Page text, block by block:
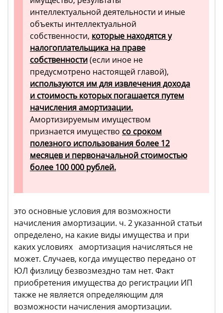
интеллектуальной деятельности и иные
объекты интеллектуальной
собственности, которые находятся у
налогоплательщика на праве
собственности(если иное не
предусмотрено настоящей главой),
используются им для извлечения дохода
и стоимость которых погашается путем
начисления амортизации.
Амортизируемым имуществом
признается имущество со сроком
полезного использования более 12
месяцев и первоначальной стоимостью
более 100 000 рублей.
это основные условия для возможности
начисления амортизации. ч. 2 указанной статьи
определено, на какие виды имущества и при
каких условиях амортизация начисляться не
может. Случаев, когда имущество передано от
ЮЛ физлицу безвозмездно там нет. Факт
приобретения имущества до регистрации ИП
также не является определяющим для
возможности начисления амортизации.